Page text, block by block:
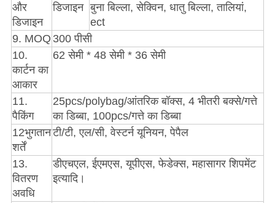
और
डिजाइन
डिजाइन बुना बिल्ला, सेक्विन, धातु बिल्ला, तालियां,
ect
9. MOQ 300 पीसी
10.
कार्टन का
आकार
62 सेमी * 48 सेमी * 36 सेमी
11.
पैकिंग
25pcs/polybag/आंतरिक बॉक्स, 4 भीतरी बक्से/गत्ते
का डिब्बा, 100pcs/गत्ते का डिब्बा
12भुगतान
शर्तें
टी/टी, एल/सी, वेस्टर्न यूनियन, पेपैल
13.
वितरण
अवधि
डीएचएल, ईएमएस, यूपीएस, फेडेक्स, महासागर शिपमेंट
इत्यादि।